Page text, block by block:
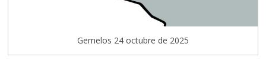
Gemelos 24 octubre de 2025